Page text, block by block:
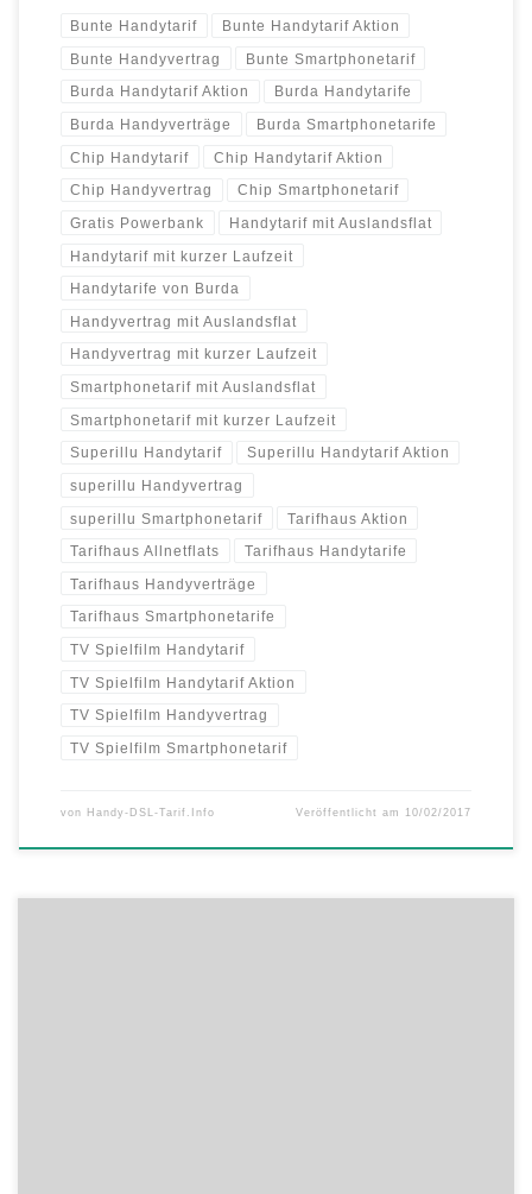
Bunte Handytarif Bunte Handytarif Aktion
Bunte Handyvertrag Bunte Smartphonetarif
Burda Handytarif Aktion Burda Handytarife
Burda Handyverträge Burda Smartphonetarife
Chip Handytarif Chip Handytarif Aktion
Chip Handyvertrag Chip Smartphonetarif
Gratis Powerbank Handytarif mit Auslandsflat
Handytarif mit kurzer Laufzeit
Handytarife von Burda
Handyvertrag mit Auslandsflat
Handyvertrag mit kurzer Laufzeit
Smartphonetarif mit Auslandsflat
Smartphonetarif mit kurzer Laufzeit
Superillu Handytarif Superillu Handytarif Aktion
superillu Handyvertrag
superillu Smartphonetarif Tarifhaus Aktion
Tarifhaus Allnetflats Tarifhaus Handytarife
Tarifhaus Handyverträge
Tarifhaus Smartphonetarife
TV Spielfilm Handytarif
TV Spielfilm Handytarif Aktion
TV Spielfilm Handyvertrag
TV Spielfilm Smartphonetarif
von Handy-DSL-Tarif.Info Veröffentlicht am 10/02/2017